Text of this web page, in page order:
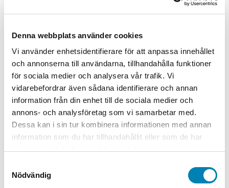
Denna webbplats använder cookies
Vi använder enhetsidentifierare för att anpassa innehållet
och annonserna till användarna, tillhandahålla funktioner
för sociala medier och analysera vår trafik. Vi
vidarebefordrar även sådana identifierare och annan
information från din enhet till de sociala medier och
annons- och analysföretag som vi samarbetar med.
Dessa kan i sin tur kombinera informationen med annan
information som du har tillhandahållit eller som de har
Nödvändig
Efterlysande nödskyltar
Efterlysande Utrymningsskylt
Springande gubbe rullstol pil
vänster
alternativ
Den här produkten har flera varianter. De
olika alternativen kan väljas på produktsidan
Efterlysande nödskyltar